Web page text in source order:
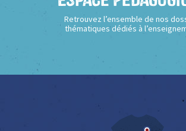
Retrouvez l’ensemble de nos
thématiques dédiés à